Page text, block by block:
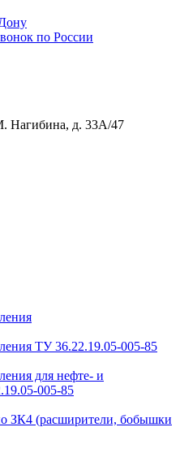
по России
Нагибина, д. 33А/47
ТУ 36.22.19.05-005-85
для нефте- и
005-85
ЗК4 (расширители, бобышки